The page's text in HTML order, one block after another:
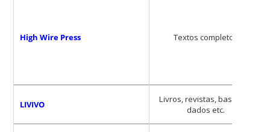
High Wire Press Textos completos
LIVIVO
Livros, revistas, bases de
dados etc.